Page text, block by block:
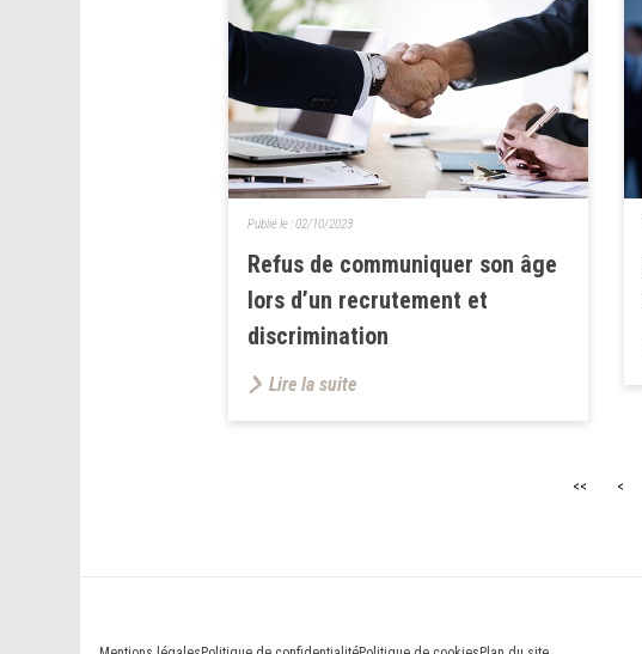
Refus de communiquer son âge
lors d’un recrutement et
discrimination
Publié le :02/10/2023
Lire la suite
<< <